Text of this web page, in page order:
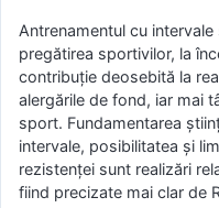
Antrenamentul cu
pregătirea sportivilor, la
contribuţie deosebită la
alergările de fond, iar mai
sport. Fundamentarea
intervale, posibilitatea şi
rezistenţei sunt realizări
fiind precizate mai clar de